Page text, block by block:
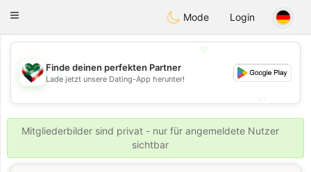
KuwaitChat
Toggle
Mode Login
💖
💕
Finde deinen perfekten Partner
Lade jetzt unsere Dating-App herunter!
Mitgliederbilder sind privat - nur für angemeldete Nutzer
sichtbar